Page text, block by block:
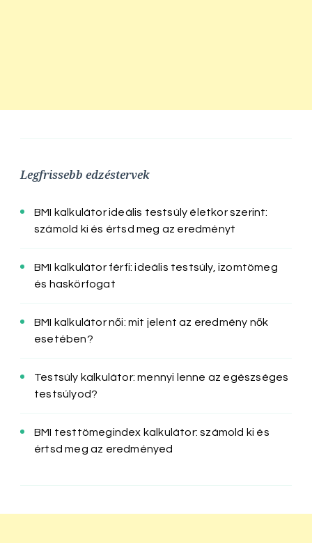
Legfrissebb edzéstervek
BMI kalkulátor ideális testsúly életkor szerint:
számold ki és értsd meg az eredményt
BMI kalkulátor férfi: ideális testsúly, izomtömeg
és haskörfogat
BMI kalkulátor női: mit jelent az eredmény nők
esetében?
Testsúly kalkulátor: mennyi lenne az egészséges
testsúlyod?
BMI testtömegindex kalkulátor: számold ki és
értsd meg az eredményed